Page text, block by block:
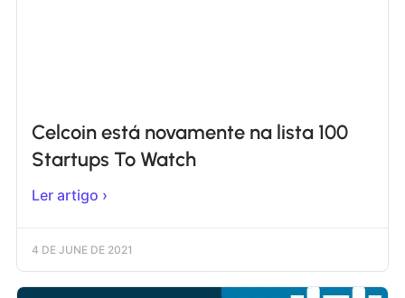
Celcoin está novamente na lista 100
Startups To Watch
Ler artigo ›
4 DE JUNE DE 2021